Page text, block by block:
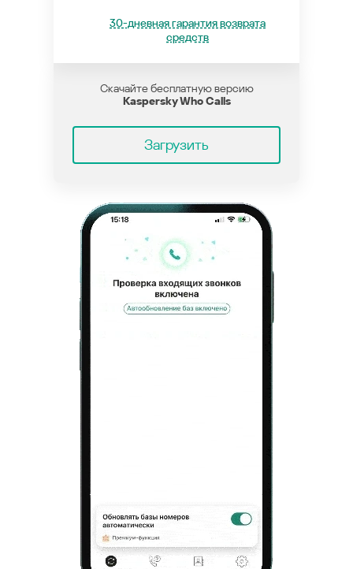
30-дневная гарантия возврата
средств
Скачайте бесплатную версию
Kaspersky Who Calls
Загрузить